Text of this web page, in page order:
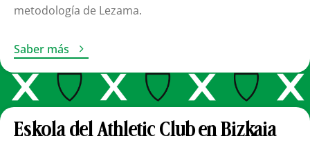
metodología de Lezama.
Saber más 
Eskola del Athletic Club en Bizkaia